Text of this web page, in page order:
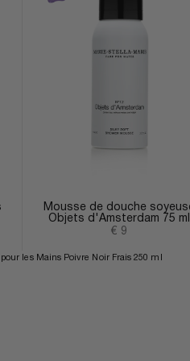
Mousse de douche
Objets d'Amsterdam 75 ml
Prix de vente
€ 9
les Mains Poivre Noir Frais 250 ml